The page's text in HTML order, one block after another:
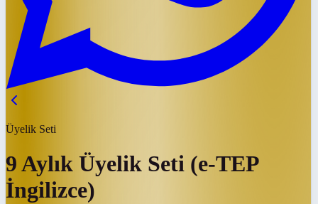
Üyelik Seti
9 Aylık Üyelik Seti (e-TEP
İngilizce)